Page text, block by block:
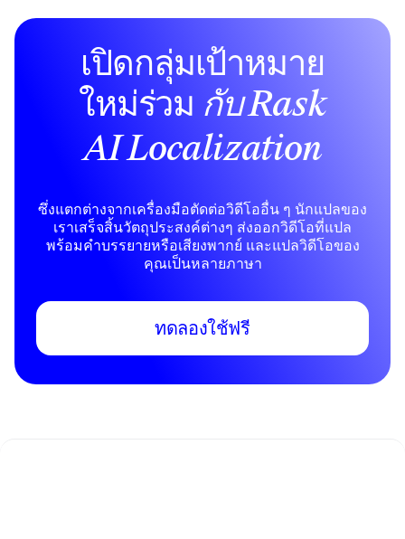
เปิดกลุ่มเป้าหมาย
ใหม่ร่วม กับ Rask
AI Localization
ซึ่งแตกต่างจากเครื่องมือตัดต่อวิดีโออื่น ๆ นักแปลของ
เราเสร็จสิ้นวัตถุประสงค์ต่างๆ ส่งออกวิดีโอที่แปล
พร้อมคําบรรยายหรือเสียงพากย์ และแปลวิดีโอของ
คุณเป็นหลายภาษา
ทดลองใช้ฟรี